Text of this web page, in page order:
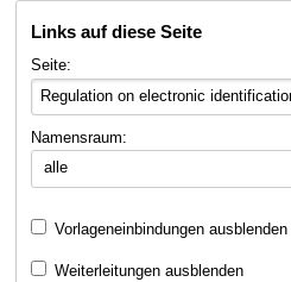
Navigation
Suche
Links auf diese Seite
Seite:
Namensraum:
alle
Vorlageneinbindungen ausblenden
Weiterleitungen ausblenden